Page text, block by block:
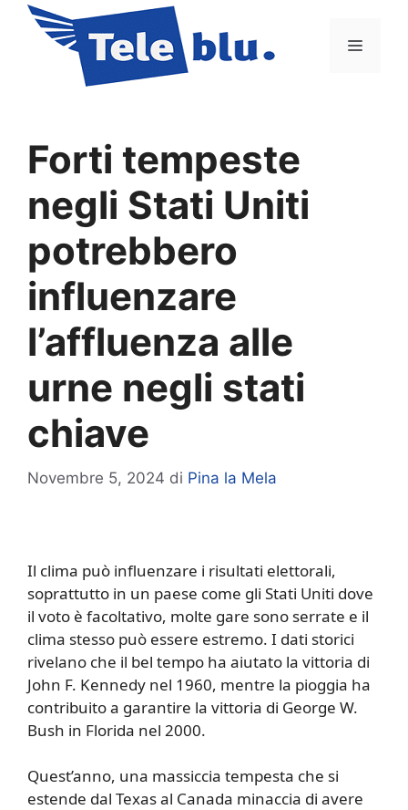
contenuto
Menu
Forti tempeste
negli Stati Uniti
potrebbero
influenzare
l’affluenza alle
urne negli stati
chiave
Novembre 5, 2024 di Pina la Mela
Il clima può influenzare i risultati elettorali,
soprattutto in un paese come gli Stati Uniti dove
il voto è facoltativo, molte gare sono serrate e il
clima stesso può essere estremo. I dati storici
rivelano che il bel tempo ha aiutato la vittoria di
John F. Kennedy nel 1960, mentre la pioggia ha
contribuito a garantire la vittoria di George W.
Bush in Florida nel 2000.
Quest’anno, una massiccia tempesta che si
estende dal Texas al Canada minaccia di avere